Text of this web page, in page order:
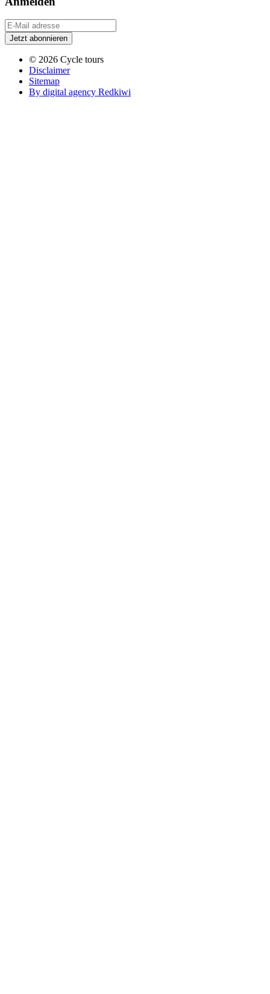
© 2026 Cycle tours
Disclaimer
Sitemap
By digital agency Redkiwi